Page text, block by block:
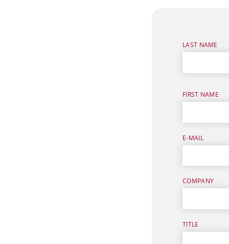
LAST NAME
FIRST NAME
E-MAIL
COMPANY
TITLE